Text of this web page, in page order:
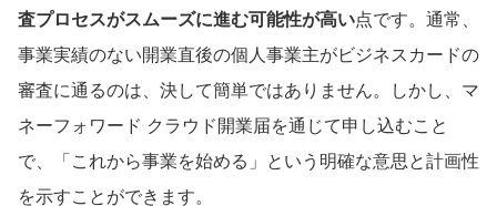
査プロセスがスムーズに進む可能性が高い点です。通常、
事業実績のない開業直後の個人事業主がビジネスカードの
審査に通るのは、決して簡単ではありません。しかし、マ
ネーフォワード クラウド開業届を通じて申し込むこと
で、「これから事業を始める」という明確な意思と計画性
を示すことができます。